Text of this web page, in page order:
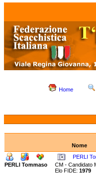
Home
Nome
PERLI
PERLI Tommaso
CM -
Elo FIDE: 1979